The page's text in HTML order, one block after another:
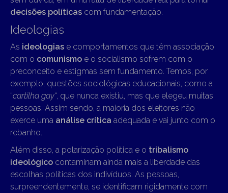
decisões políticas com fundamentação.
Ideologias
As ideologias e comportamentos que têm associação
com o comunismo e o socialismo sofrem com o
preconceito e estigmas sem fundamento. Temos, por
exemplo, questões sociológicas educacionais, como a
“cartilha gay“, que nunca existiu, mas que elegeu muitas
pessoas. Assim sendo, a maioria dos eleitores não
exerce uma análise crítica adequada e vai junto com o
rebanho.
Além disso, a polarização política e o tribalismo
ideológico contaminam ainda mais a liberdade das
escolhas políticas dos indivíduos. As pessoas,
surpreendentemente, se identificam rigidamente com